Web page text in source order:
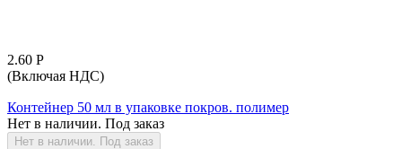
2.60 Р
(Включая НДС)
Контейнер 50 мл в упаковке покров. полимер
Нет в наличии. Под заказ
Нет в наличии. Под заказ